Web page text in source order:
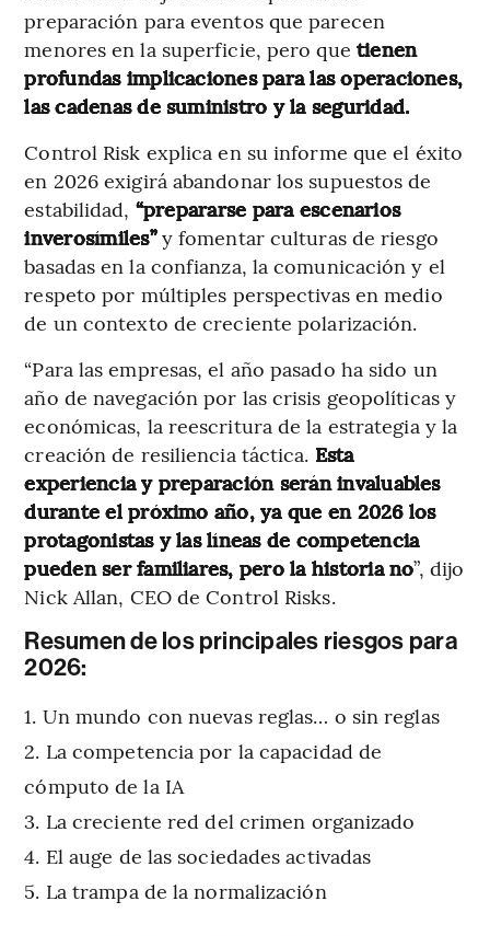
preparación para eventos que parecen
menores en la superficie, pero que tienen
profundas implicaciones para las operaciones,
las cadenas de suministro y la seguridad.
Control Risk explica en su informe que el éxito
en 2026 exigirá abandonar los supuestos de
estabilidad, “prepararse para escenarios
inverosímiles”y fomentar culturas de riesgo
basadas en la confianza, la comunicación y el
respeto por múltiples perspectivas en medio
de un contexto de creciente polarización.
“Para las empresas, el año pasado ha sido un
año de navegación por las crisis geopolíticas y
económicas, la reescritura de la estrategia y la
creación de resiliencia táctica. Esta
experiencia y preparación serán invaluables
durante el próximo año, ya que en 2026 los
protagonistas y las líneas de competencia
pueden ser familiares, pero la historia no”, dijo
Nick Allan, CEO de Control Risks.
Resumen de los principales riesgos para
2026:
Un mundo con nuevas reglas… o sin reglas
La competencia por la capacidad de
cómputo de la IA
La creciente red del crimen organizado
El auge de las sociedades activadas
La trampa de la normalización